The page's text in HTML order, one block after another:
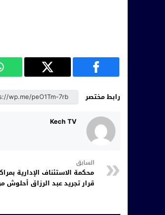
رابط مختصر
Kech TV
السابق
محكمة الاستئناف الإدارية
قرار تجريد عبد الرزاق أحلوش